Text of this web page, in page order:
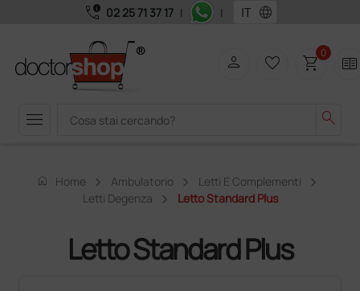
call_quality 02 25 71 37 17 | | language
menu search
person favorite_border shopping_cart0 two_pager
home Home Ambulatorio
Letti E Complementi
Letti Degenza
Letto Standard Plus
Letto Standard Plus